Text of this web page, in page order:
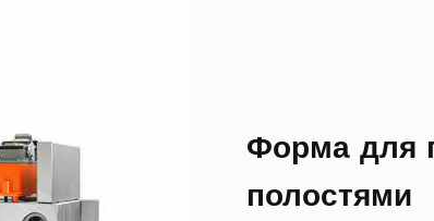
Форма для
полостями